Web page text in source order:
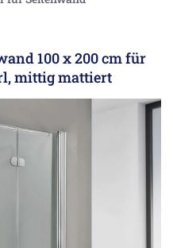
100 x 200 cm für
mittig mattiert